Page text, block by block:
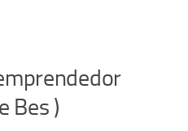
Bes )